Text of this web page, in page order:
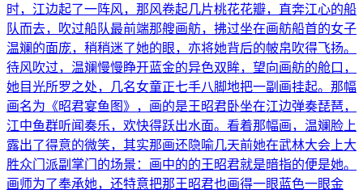
时，江边起了一阵风，那风卷起几片桃花花瓣，直奔江心的船
队而去，吹过船队最前端那艘画舫，拂过坐在画舫船首的女子
温斓的面庞，稍稍迷了她的眼，亦将她背后的帔帛吹得飞扬。
待风吹过，温斓慢慢睁开蓝金的异色双眸，望向画舫的舱口，
她目光所罗之处，几名女童正七手八脚地把一副画挂起。那幅
画名为《昭君宴鱼图》，画的是王昭君卧坐在江边弹奏琵琶，
江中鱼群听闻奏乐，欢快得跃出水面。看着那幅画，温斓脸上
露出了得意的微笑，其实那画还隐喻几天前她在武林大会上大
胜众门派副掌门的场景：画中的的王昭君就是暗指的便是她。
画师为了奉承她，还特意把那王昭君也画得一眼蓝色一眼金